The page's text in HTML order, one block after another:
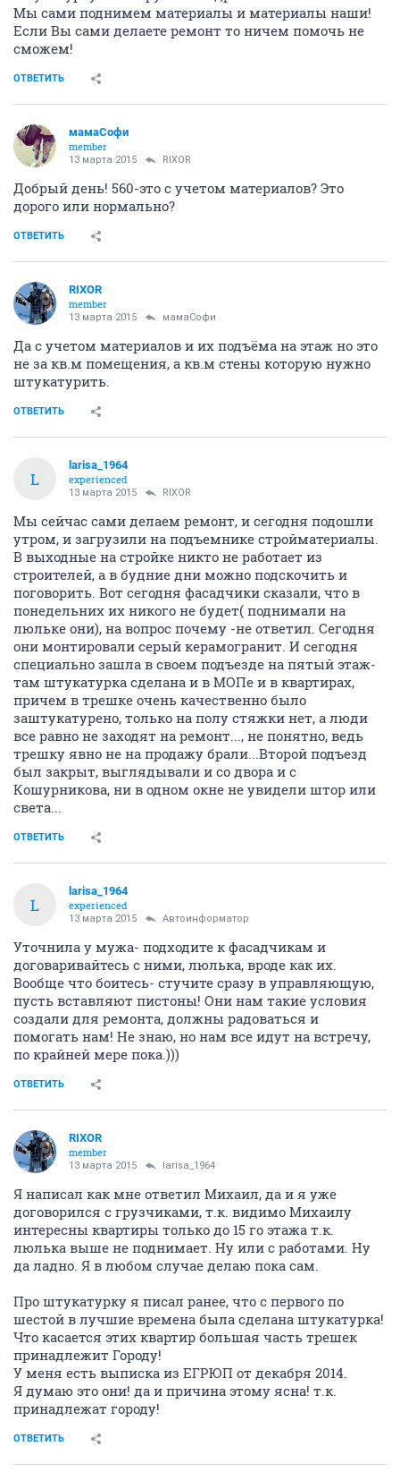
Мы сами поднимем материалы и материалы наши!
Если Вы сами делаете ремонт то ничем помочь не
сможем!
ОТВЕТИТЬ
мамаСофи
member
13 марта 2015 RIXOR
Добрый день! 560-это с учетом материалов? Это
дорого или нормально?
ОТВЕТИТЬ
RIXOR
member
13 марта 2015 мамаСофи
Да с учетом материалов и их подъёма на этаж но это
не за кв.м помещения, а кв.м стены которую нужно
штукатурить.
ОТВЕТИТЬ
L
larisa_1964
experienced
13 марта 2015 RIXOR
Мы сейчас сами делаем ремонт, и сегодня подошли
утром, и загрузили на подъемнике стройматериалы.
В выходные на стройке никто не работает из
строителей, а в будние дни можно подскочить и
поговорить. Вот сегодня фасадчики сказали, что в
понедельних их никого не будет( поднимали на
люльке они), на вопрос почему -не ответил. Сегодня
они монтировали серый керамогранит. И сегодня
специально зашла в своем подъезде на пятый этаж-
там штукатурка сделана и в МОПе и в квартирах,
причем в трешке очень качественно было
заштукатурено, только на полу стяжки нет, а люди
все равно не заходят на ремонт..., не понятно, ведь
трешку явно не на продажу брали...Второй подъезд
был закрыт, выглядывали и со двора и с
Кошурникова, ни в одном окне не увидели штор или
света...
ОТВЕТИТЬ
L
larisa_1964
experienced
13 марта 2015 Автоинформатор
Уточнила у мужа- подходите к фасадчикам и
договаривайтесь с ними, люлька, вроде как их.
Вообще что боитесь- стучите сразу в управляющую,
пусть вставляют пистоны! Они нам такие условия
создали для ремонта, должны радоваться и
помогать нам! Не знаю, но нам все идут на встречу,
по крайней мере пока.)))
ОТВЕТИТЬ
RIXOR
member
13 марта 2015 larisa_1964
Я написал как мне ответил Михаил, да и я уже
договорился с грузчиками, т.к. видимо Михаилу
интересны квартиры только до 15 го этажа т.к.
люлька выше не поднимает. Ну или с работами. Ну
да ладно. Я в любом случае делаю пока сам.
Про штукатурку я писал ранее, что с первого по
шестой в лучшие времена была сделана штукатурка!
Что касается этих квартир большая часть трешек
принадлежит Городу!
У меня есть выписка из ЕГРЮП от декабря 2014.
Я думаю это они! да и причина этому ясна! т.к.
принадлежат городу!
ОТВЕТИТЬ